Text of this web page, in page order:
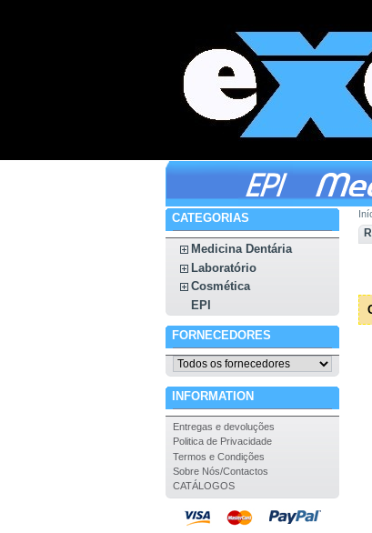
CATEGORIAS
Medicina Dentária
Laboratório
Cosmética
EPI
FORNECEDORES
INFORMATION
Entregas e devoluções
Politica de Privacidade
Termos e Condições
Sobre Nós/Contactos
CATÁLOGOS